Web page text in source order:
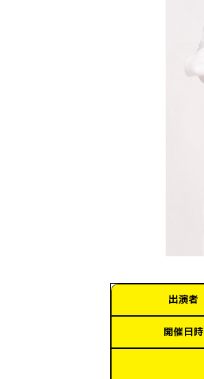
出演者
開催日時